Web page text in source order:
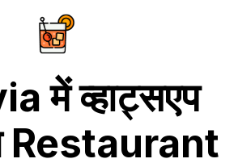
में व्हाट्सएप
Restaurant